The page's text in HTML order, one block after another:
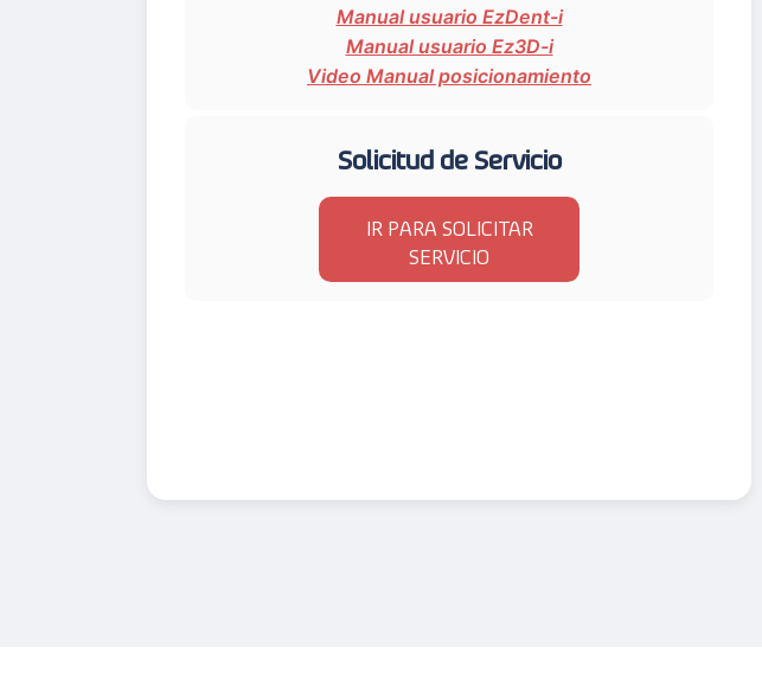
Manual usuario EzDent-i
Manual usuario Ez3D-i
Video Manual posicionamiento
Solicitud de Servicio
IR PARA SOLICITAR
SERVICIO